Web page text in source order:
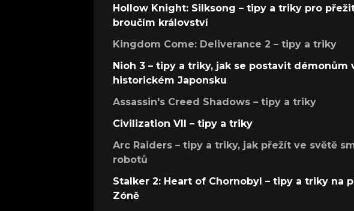
Hollow Knight: Silksong – tipy a triky pro
broučím království
Kingdom Come: Deliverance 2 – tipy a triky
Nioh 3 – tipy a triky, jak se postavit démonům
historickém Japonsku
Assassin's Creed Shadows – tipy a triky
Civilization VII – tipy a triky
Arc Raiders – tipy a triky, jak přežít ve světě
robotů
Stalker 2: Heart of Chornobyl – tipy a triky na
Zóně